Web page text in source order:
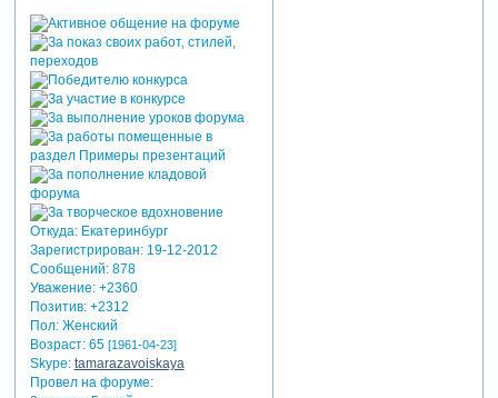
Откуда:Екатеринбург
Зарегистрирован: 19-12-2012
Сообщений:878
Уважение: +2360
Позитив: +2312
Пол:Женский
Возраст:65 [1961-04-23]
Skype: tamarazavoiskaya
Провел на форуме: